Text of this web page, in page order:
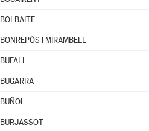
BOLBAITE
BONREPÒS I MIRAMBELL
BUFALI
BUGARRA
BUÑOL
BURJASSOT